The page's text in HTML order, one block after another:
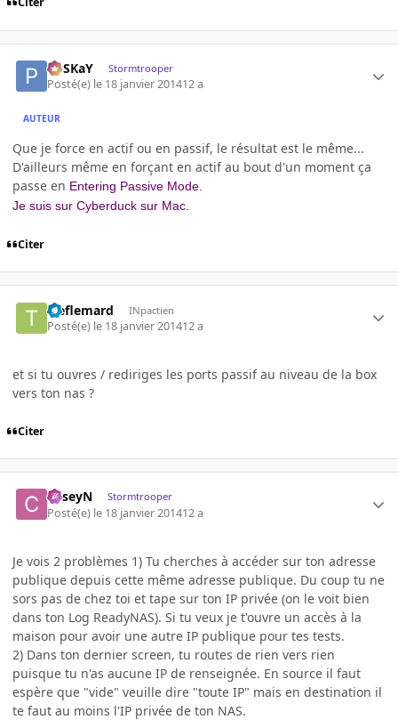
PoSKaY Stormtrooper
Posté(e) le 18 janvier 201412 a
AUTEUR
Que je force en actif ou en passif, le résultat est le même...
D'ailleurs même en forçant en actif au bout d'un moment ça
passe en Entering Passive Mode.
Je suis sur Cyberduck sur Mac.
Citer
treflemard INpactien
Posté(e) le 18 janvier 201412 a
et si tu ouvres / rediriges les ports passif au niveau de la box
vers ton nas ?
Citer
CaseyN Stormtrooper
Posté(e) le 18 janvier 201412 a
Je vois 2 problèmes 1) Tu cherches à accéder sur ton adresse
publique depuis cette même adresse publique. Du coup tu ne
sors pas de chez toi et tape sur ton IP privée (on le voit bien
dans ton Log ReadyNAS). Si tu veux je t'ouvre un accès à la
maison pour avoir une autre IP publique pour tes tests.
2) Dans ton dernier screen, tu routes de rien vers rien
puisque tu n'as aucune IP de renseignée. En source il faut
espère que "vide" veuille dire "toute IP" mais en destination il
te faut au moins l'IP privée de ton NAS.